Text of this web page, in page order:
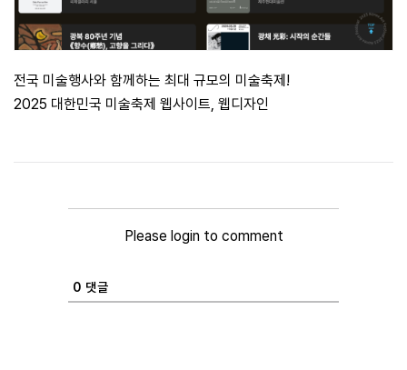
전국 미술행사와 함께하는 최대 규모의 미술축제!
2025 대한민국 미술축제 웹사이트, 웹디자인
Please login to comment
0 댓글